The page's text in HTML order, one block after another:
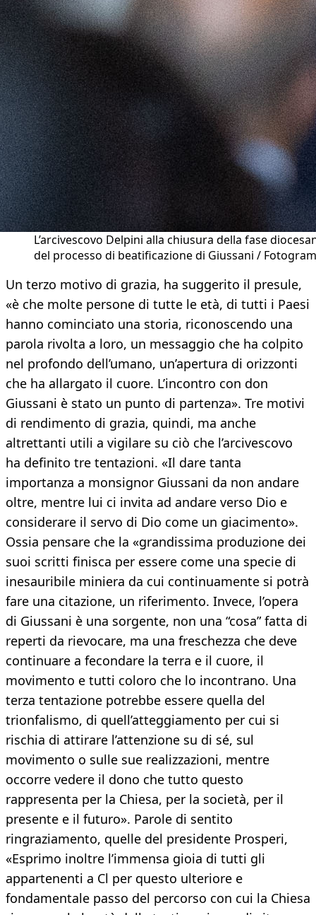
L’arcivescovo Delpini alla chiusura della fase
del processo di beatificazione di Giussani /
Un terzo motivo di grazia, ha suggerito il presule,
«è che molte persone di tutte le età, di tutti i Paesi
hanno cominciato una storia, riconoscendo una
parola rivolta a loro, un messaggio che ha colpito
nel profondo dell’umano, un’apertura di orizzonti
che ha allargato il cuore. L’incontro con don
Giussani è stato un punto di partenza». Tre motivi
di rendimento di grazia, quindi, ma anche
altrettanti utili a vigilare su ciò che l’arcivescovo
ha definito tre tentazioni. «Il dare tanta
importanza a monsignor Giussani da non andare
oltre, mentre lui ci invita ad andare verso Dio e
considerare il servo di Dio come un giacimento».
Ossia pensare che la «grandissima produzione dei
suoi scritti finisca per essere come una specie di
inesauribile miniera da cui continuamente si potrà
fare una citazione, un riferimento. Invece, l’opera
di Giussani è una sorgente, non una “cosa” fatta di
reperti da rievocare, ma una freschezza che deve
continuare a fecondare la terra e il cuore, il
movimento e tutti coloro che lo incontrano. Una
terza tentazione potrebbe essere quella del
trionfalismo, di quell’atteggiamento per cui si
rischia di attirare l’attenzione su di sé, sul
movimento o sulle sue realizzazioni, mentre
occorre vedere il dono che tutto questo
rappresenta per la Chiesa, per la società, per il
presente e il futuro». Parole di sentito
ringraziamento, quelle del presidente Prosperi,
«Esprimo inoltre l’immensa gioia di tutti gli
appartenenti a Cl per questo ulteriore e
fondamentale passo del percorso con cui la Chiesa